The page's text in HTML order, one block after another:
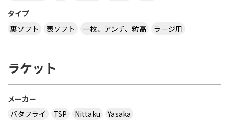
タイプ
裏ソフト
表ソフト 一枚、アンチ、粒高 ラージ用
ラケット
メーカー
バタフライ
TSP Nittaku
Yasaka